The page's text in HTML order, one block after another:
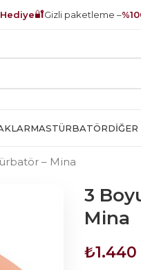
Hediye🔐Gizli paketleme –
MASTÜRBATÖRDIĞER
– Mina
3
Mina
₺1.440